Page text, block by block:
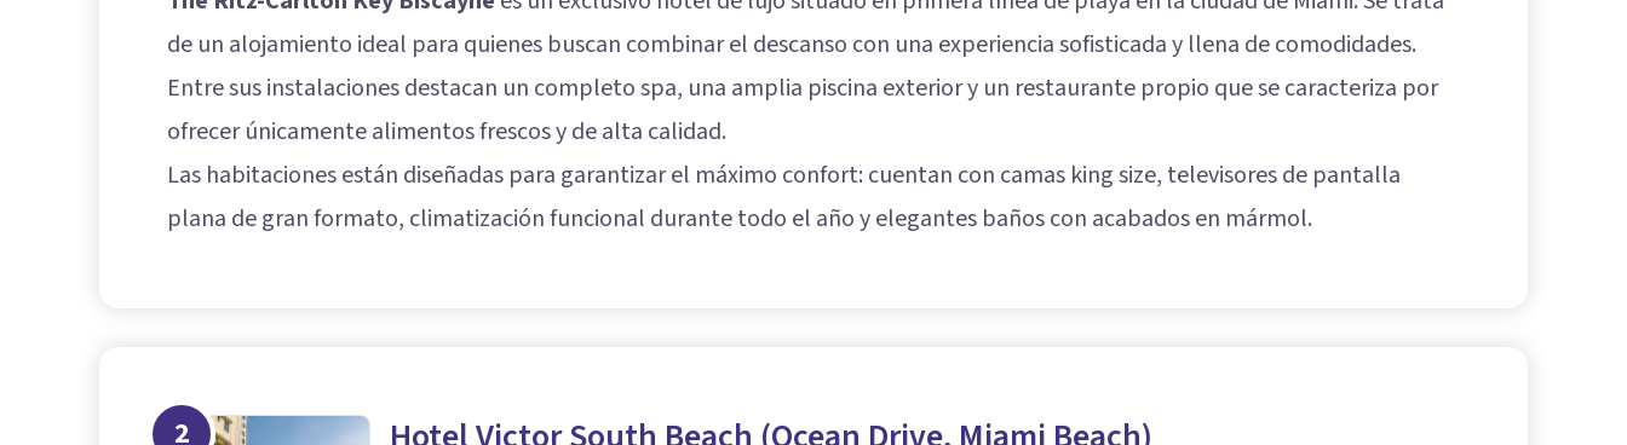
de un alojamiento ideal para quienes buscan combinar el descanso con una experiencia sofisticada y llena de comodidades.
Entre sus instalaciones destacan un completo spa, una amplia piscina exterior y un restaurante propio que se caracteriza por
ofrecer únicamente alimentos frescos y de alta calidad.
Las habitaciones están diseñadas para garantizar el máximo confort: cuentan con camas king size, televisores de pantalla
plana de gran formato, climatización funcional durante todo el año y elegantes baños con acabados en mármol.
2